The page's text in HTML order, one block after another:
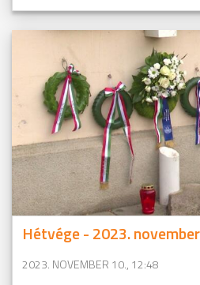
Hétvége - 2023.
2023. NOVEMBER 10., 12:48